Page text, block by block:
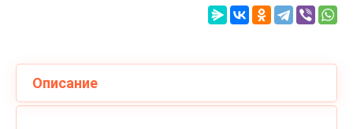
Описание